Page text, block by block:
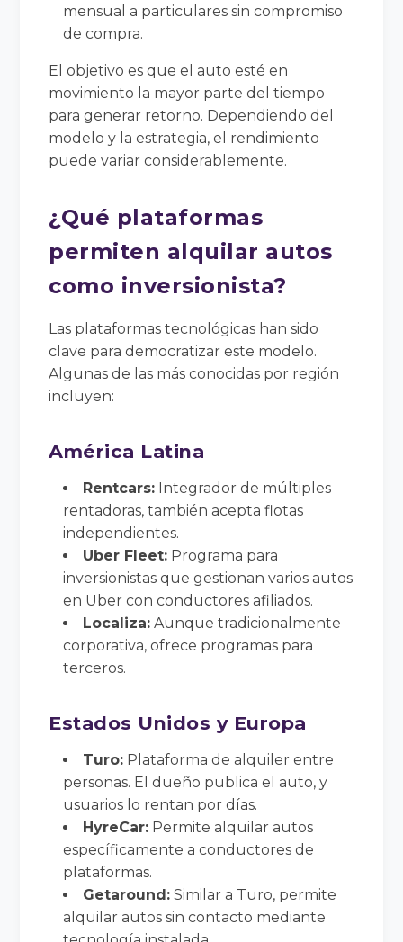
mensual a particulares sin compromiso
de compra.
El objetivo es que el auto esté en
movimiento la mayor parte del tiempo
para generar retorno. Dependiendo del
modelo y la estrategia, el rendimiento
puede variar considerablemente.
¿Qué plataformas
permiten alquilar autos
como inversionista?
Las plataformas tecnológicas han sido
clave para democratizar este modelo.
Algunas de las más conocidas por región
incluyen:
América Latina
Rentcars: Integrador de múltiples
rentadoras, también acepta flotas
independientes.
Uber Fleet: Programa para
inversionistas que gestionan varios autos
en Uber con conductores afiliados.
Localiza: Aunque tradicionalmente
corporativa, ofrece programas para
terceros.
Estados Unidos y Europa
Turo: Plataforma de alquiler entre
personas. El dueño publica el auto, y
usuarios lo rentan por días.
HyreCar: Permite alquilar autos
específicamente a conductores de
plataformas.
Getaround: Similar a Turo, permite
alquilar autos sin contacto mediante